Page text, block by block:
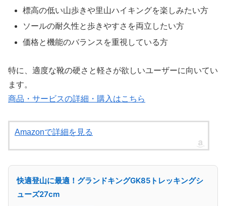
標高の低い山歩きや里山ハイキングを楽しみたい方
ソールの耐久性と歩きやすさを両立したい方
価格と機能のバランスを重視している方
特に、適度な靴の硬さと軽さが欲しいユーザーに向いてい
ます。
商品・サービスの詳細・購入はこちら
Amazonで詳細を見る
快適登山に最適！グランドキングGK85トレッキングシ
ューズ27cm